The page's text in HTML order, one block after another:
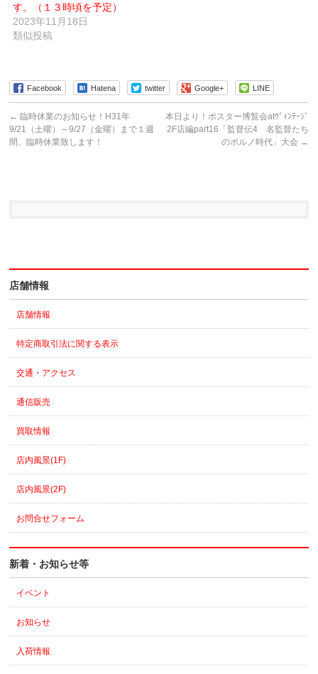
す。（１３時頃を予定）
2023年11月18日
類似投稿
Facebook Hatena twitter Google+ LINE
← 臨時休業のお知らせ！H31年
9/21（土曜）～9/27（金曜）まで１週
間、臨時休業致します！
本日より！ポスター博覧会atｳﾞｨﾝﾃｰｼﾞ
2F店編part16「監督伝4 名監督たち
のポルノ時代」大会 →
店舗情報
店舗情報
特定商取引法に関する表示
交通・アクセス
通信販売
買取情報
店内風景(1F)
店内風景(2F)
お問合せフォーム
新着・お知らせ等
イベント
お知らせ
入荷情報